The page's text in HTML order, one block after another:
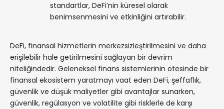
standartlar, DeFi’nin küresel olarak
benimsenmesini ve etkinliğini artırabilir.
DeFi, finansal hizmetlerin merkezsizleştirilmesini ve daha
erişilebilir hale getirilmesini sağlayan bir devrim
niteliğindedir. Geleneksel finans sistemlerinin ötesinde bir
finansal ekosistem yaratmayı vaat eden DeFi, şeffaflık,
güvenlik ve düşük maliyetler gibi avantajlar sunarken,
güvenlik, regülasyon ve volatilite gibi risklerle de karşı